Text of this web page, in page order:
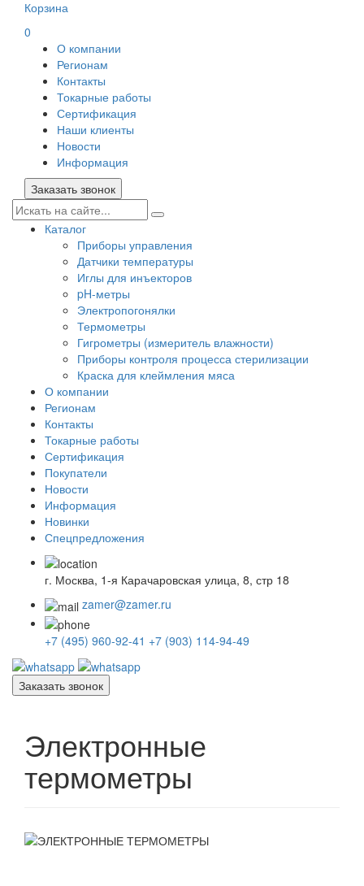
Корзина
0
О компании
Регионам
Контакты
Токарные работы
Сертификация
Наши клиенты
Новости
Информация
Заказать звонок
Каталог
Приборы управления
Датчики температуры
Иглы для инъекторов
pH-метры
Электропогонялки
Термометры
Гигрометры (измеритель влажности)
Приборы контроля процесса стерилизации
Краска для клеймления мяса
О компании
Регионам
Контакты
Токарные работы
Сертификация
Покупатели
Новости
Информация
Новинки
Спецпредложения
г. Москва, 1-я Карачаровская улица, 8, стр 18
zamer@zamer.ru
+7 (495) 960-92-41 +7 (903) 114-94-49
Заказать звонок
Электронные
термометры